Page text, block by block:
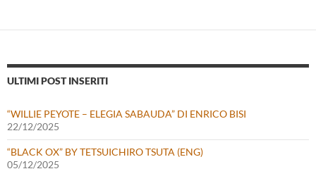
ULTIMI POST INSERITI
“WILLIE PEYOTE – ELEGIA SABAUDA” DI ENRICO BISI
22/12/2025
“BLACK OX” BY TETSUICHIRO TSUTA (ENG)
05/12/2025